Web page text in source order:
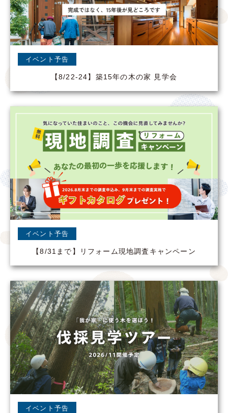
イベント予告
【8/22-24】築15年の木の家 見学会
イベント予告
【8/31まで】リフォーム現地調査キャンペーン
イベント予告